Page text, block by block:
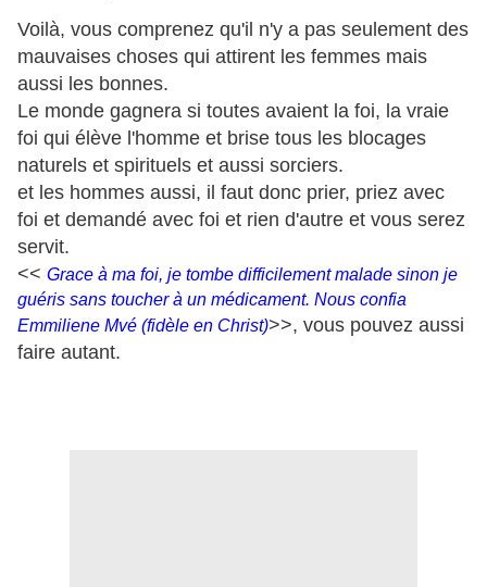
Voilà, vous comprenez qu'il n'y a pas seulement des
mauvaises choses qui attirent les femmes mais
aussi les bonnes.
Le monde gagnera si toutes avaient la foi, la vraie
foi qui élève l'homme et brise tous les blocages
naturels et spirituels et aussi sorciers.
et les hommes aussi, il faut donc prier, priez avec
foi et demandé avec foi et rien d'autre et vous serez
servit.
<< Grace à ma foi, je tombe difficilement malade sinon je
guéris sans toucher à un médicament. Nous confia
Emmiliene Mvé (fidèle en Christ)>>, vous pouvez aussi
faire autant.